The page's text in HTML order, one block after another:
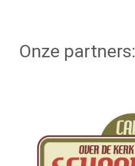
Onze partners: